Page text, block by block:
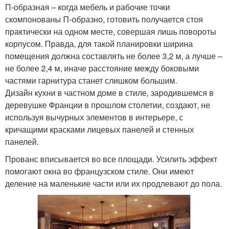
П-образная – когда мебель и рабочие точки
скомпонованы П-образно, готовить получается стоя
практически на одном месте, совершая лишь повороты
корпусом. Правда, для такой планировки ширина
помещения должна составлять не более 3,2 м, а лучше –
не более 2,4 м, иначе расстояние между боковыми
частями гарнитура станет слишком большим.
Дизайн кухни в частном доме в стиле, зародившемся в
деревушке Франции в прошлом столетии, создают, не
используя вычурных элементов в интерьере, с
кричащими красками лицевых панелей и стенных
панелей.
Прованс вписывается во все площади. Усилить эффект
помогают окна во французском стиле. Они имеют
деление на маленькие части или их продлевают до пола.